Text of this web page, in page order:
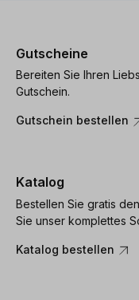
Gutscheine
Bereiten Sie Ihren
Gutschein.
Gutschein bestellen
Katalog
Bestellen Sie gratis
Sie unser komplettes
Katalog bestellen